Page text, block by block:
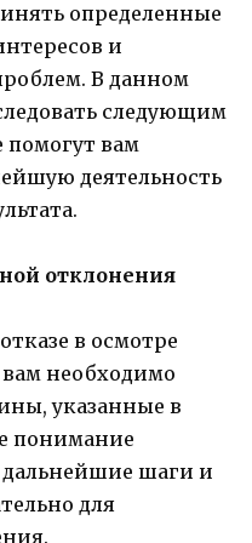
определенные
и
В данном
следующим
вам
деятельность
отклонения
в осмотре
необходимо
указанные в
понимание
шаги и
для